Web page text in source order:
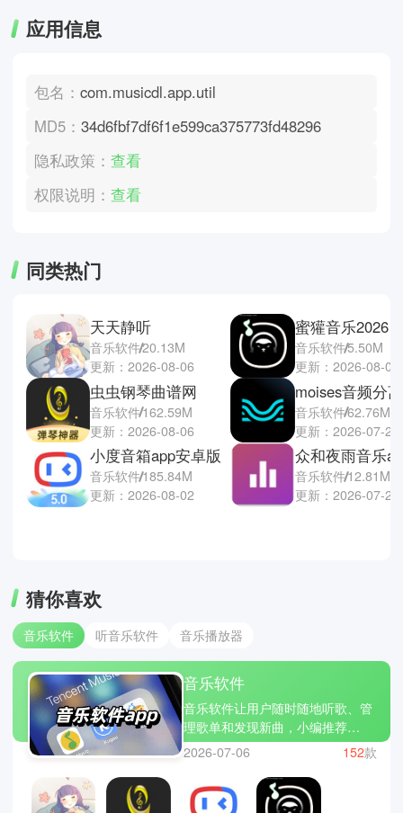
应用信息
包名：com.musicdl.app.util
MD5：34d6fbf7df6f1e599ca375773fd48296
隐私政策：查看
权限说明：查看
同类热门
天天静听
音乐软件20.13M
更新：2026-08-06
虫虫钢琴曲谱网
音乐软件162.59M
更新：2026-08-06
小度音箱app安卓版
音乐软件185.84M
更新：2026-08-02
蜜獾音乐2026
音乐软件5.50M
更新：2026-08-02
moises音频分
音乐软件62.76M
更新：2026-07-28
众和夜雨音乐
音乐软件12.81M
更新：2026-07-28
猜你喜欢
音乐软件 听音乐软件 音乐播放器
音乐软件
音乐软件让用户随时随地听歌、管
理歌单和发现新曲，小编推荐
MOO音乐 、豆瓣fm和乐趣音乐。
软件提供高品质音频播放、离线下
载和个性化推荐功能，支持歌单创
建、收藏和分享，方便管理喜爱歌
2026-07-06 152款